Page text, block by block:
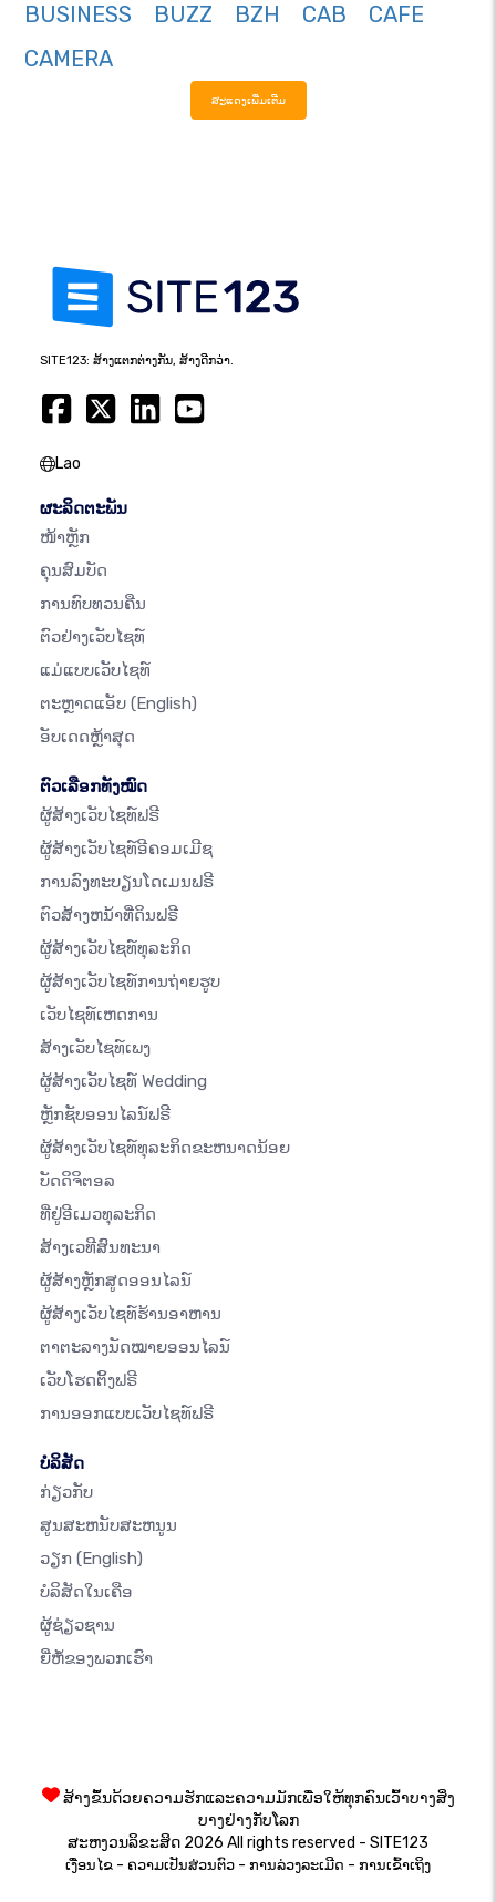
BUSINESS
BUZZ BZH CAB
CAFE
CAMERA
ສະແດງເພີ່ມເຕີມ
SITE123: ສ້າງແຕກຕ່າງກັນ, ສ້າງດີກວ່າ.
Lao
ຜະລິດຕະພັນ
ໜ້າຫຼັກ
ຄຸນສົມບັດ
ການທົບທວນຄືນ
ຕົວຢ່າງເວັບໄຊທ໌
ແມ່ແບບເວັບໄຊທ໌
ຕະຫຼາດແອັບ (English)
ອັບເດດຫຼ້າສຸດ
ຕົວເລືອກທັງໝົດ
ຜູ້ສ້າງເວັບໄຊທ໌ຟຣີ
ຜູ້ສ້າງເວັບໄຊທ໌ອີຄອມເມີຊ
ການລົງທະບຽນໂດເມນຟຣີ
ຕົວສ້າງຫນ້າທີ່ດິນຟຣີ
ຜູ້ສ້າງເວັບໄຊທ໌ທຸລະກິດ
ຜູ້ສ້າງເວັບໄຊທ໌ການຖ່າຍຮູບ
ເວັບໄຊທ໌ເຫດການ
ສ້າງເວັບໄຊທ໌ເພງ
ຜູ້ສ້າງເວັບໄຊທ໌ Wedding
ຫຼັກຊັບອອນໄລນ໌ຟຣີ
ຜູ້ສ້າງເວັບໄຊທ໌ທຸລະກິດຂະຫນາດນ້ອຍ
ບັດດິຈິຕອລ
ທີ່ຢູ່ອີເມວທຸລະກິດ
ສ້າງເວທີສົນທະນາ
ຜູ້ສ້າງຫຼັກສູດອອນໄລນ໌
ຜູ້ສ້າງເວັບໄຊທ໌ຮ້ານອາຫານ
ຕາຕະລາງນັດໝາຍອອນໄລນ໌
ເວັບໂຮດຕິ້ງຟຣີ
ການອອກແບບເວັບໄຊທ໌ຟຣີ
ບໍລິສັດ
ກ່ຽວກັບ
ສູນສະຫນັບສະຫນູນ
ວຽກ (English)
ບໍລິສັດໃນເຄືອ
ຜູ້ຊ່ຽວຊານ
ຍີ່ຫໍ້ຂອງພວກເຮົາ
ສ້າງຂຶ້ນດ້ວຍຄວາມຮັກແລະຄວາມມັກເພື່ອໃຫ້ທຸກຄົນເວົ້າບາງສິ່ງ
ບາງຢ່າງກັບໂລກ
ສະຫງວນລິຂະສິດ 2026 All rights reserved - SITE123
ເງື່ອນໄຂ - ຄວາມເປັນສ່ວນຕົວ - ການລ່ວງລະເມີດ - ການເຂົ້າເຖິງ